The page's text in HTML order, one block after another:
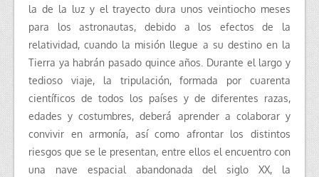
la de la luz y el trayecto dura unos veintiocho meses
para los astronautas, debido a los efectos de la
relatividad, cuando la misión llegue a su destino en la
Tierra ya habrán pasado quince años. Durante el largo y
tedioso viaje, la tripulación, formada por cuarenta
científicos de todos los países y de diferentes razas,
edades y costumbres, deberá aprender a colaborar y
convivir en armonía, así como afrontar los distintos
riesgos que se le presentan, entre ellos el encuentro con
una nave espacial abandonada del siglo XX, la